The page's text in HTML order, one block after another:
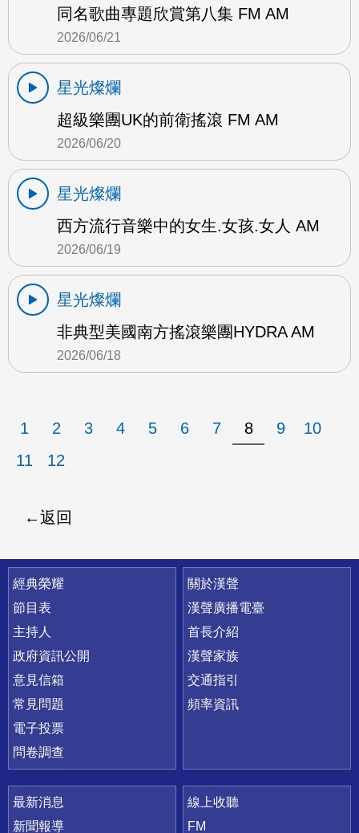
同名歌曲專題欣賞第八集 FM AM
2026/06/21
星光燦爛
超級樂團UK的前衛搖滾 FM AM
2026/06/20
星光燦爛
西方流行音樂中的女生.女孩.女人 AM
2026/06/19
星光燦爛
非典型美國南方搖滾樂團HYDRA AM
2026/06/18
1 2 3 4 5 6 7 8 9
10
11
12
返回
快速連結
經典榮耀
節目表
主持人
政府資訊公開
意見信箱
常見問題
電子投票
問卷調查
關於漢聲
漢聲廣播電臺
首長介紹
漢聲家族
交通指引
頻率資訊
最新消息
新聞報導
線上收聽
FM